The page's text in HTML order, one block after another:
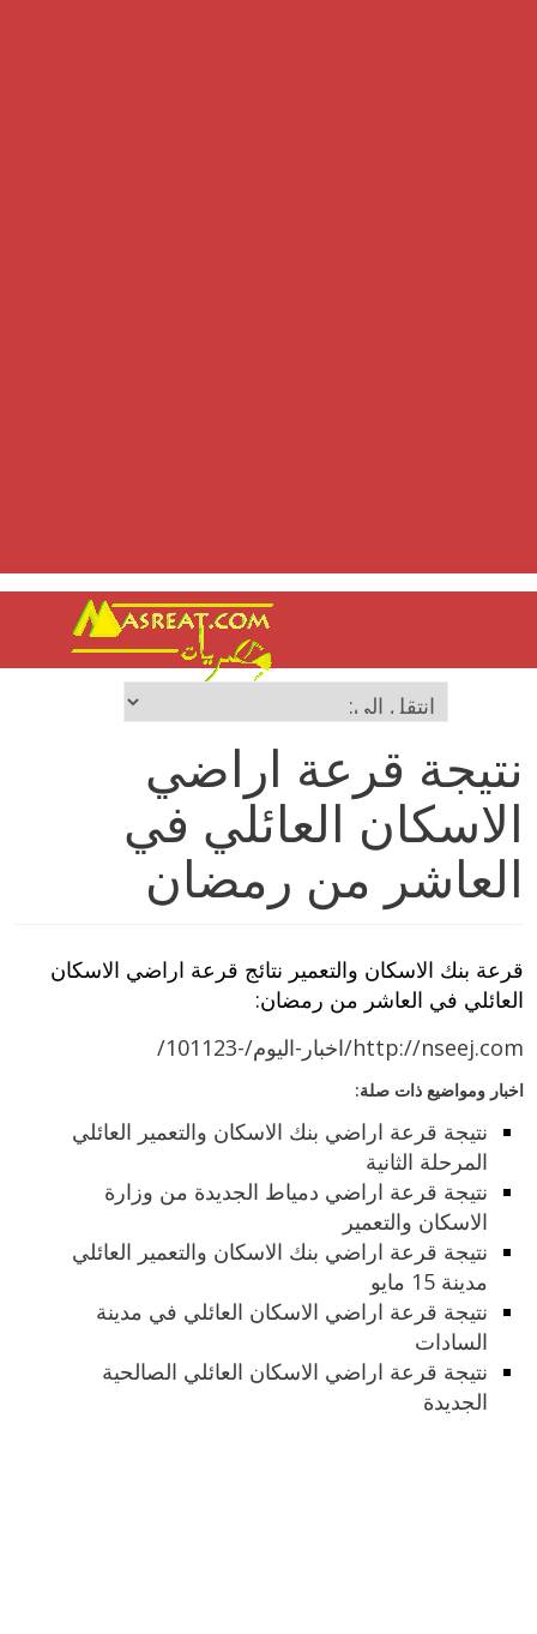
نتيجة قرعة اراضي
الاسكان العائلي في
العاشر من رمضان
قرعة بنك الاسكان والتعمير نتائج قرعة اراضي الاسكان
العائلي في العاشر من رمضان:
http://nseej.com/اخبار-اليوم/-101123/
اخبار ومواضيع ذات صلة:
نتيجة قرعة اراضي بنك الاسكان والتعمير العائلي
المرحلة الثانية
نتيجة قرعة اراضي دمياط الجديدة من وزارة
الاسكان والتعمير
نتيجة قرعة اراضي بنك الاسكان والتعمير العائلي
مدينة 15 مايو
نتيجة قرعة اراضي الاسكان العائلي في مدينة
السادات
نتيجة قرعة اراضي الاسكان العائلي الصالحية
الجديدة